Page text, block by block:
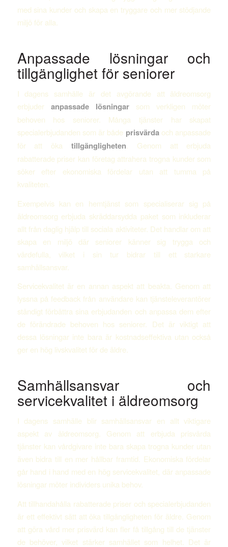
med sina kunder och skapa en tryggare och mer stödjande
miljö för alla.
Anpassade lösningar och
tillgänglighet för seniorer
I dagens samhälle är det avgörande att äldreomsorg
erbjuder anpassade lösningarsom verkligen möter
behoven hos seniorer. Många tjänster har skapat
specialerbjudanden som är både prisvärdaoch anpassade
för att öka tillgängligheten . Genom att erbjuda
rabatterade priser kan företag attrahera trogna kunder som
söker efter ekonomiska fördelar utan att tumma på
kvaliteten.
Exempelvis kan en hemtjänst som specialiserar sig på
äldreomsorg erbjuda skräddarsydda paket som inkluderar
allt från daglig hjälp till sociala aktiviteter. Det handlar om att
skapa en miljö där seniorer känner sig trygga och
värdefulla, vilket i sin tur bidrar till ett starkare
samhällsansvar.
Servicekvalitet är en annan aspekt att beakta. Genom att
lyssna på feedback från användare kan tjänsteleverantörer
ständigt förbättra sina erbjudanden och anpassa dem efter
de förändrade behoven hos seniorer. Det är viktigt att
dessa lösningar inte bara är kostnadseffektiva utan också
ger en hög livskvalitet för de äldre.
Samhällsansvar och
servicekvalitet i äldreomsorg
I dagens samhälle blir samhällsansvar en allt viktigare
aspekt av äldreomsorg. Genom att erbjuda prisvärda
tjänster kan vårdgivare inte bara skapa trogna kunder utan
även bidra till en mer hållbar framtid. Ekonomiska fördelar
går hand i hand med en hög servicekvalitet, där anpassade
lösningar möter individers unika behov.
Att tillhandahålla rabatterade priser och specialerbjudanden
är ett effektivt sätt att öka tillgängligheten för äldre. Genom
att göra vård mer prisvärd kan fler få tillgång till de tjänster
de behöver, vilket stärker samhället som helhet. Det är